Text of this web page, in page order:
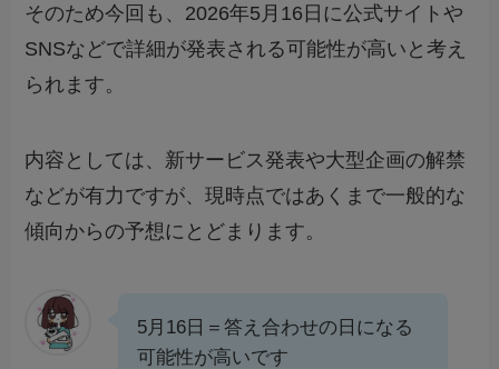
そのため今回も、2026年5月16日に公式サイトや
SNSなどで詳細が発表される可能性が高いと考え
られます。
内容としては、新サービス発表や大型企画の解禁
などが有力ですが、現時点ではあくまで一般的な
傾向からの予想にとどまります。
5月16日＝答え合わせの日になる
可能性が高いです